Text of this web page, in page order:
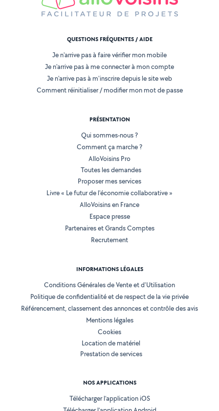
QUESTIONS FRÉQUENTES / AIDE
Je n'arrive pas à faire vérifier mon mobile
Je n'arrive pas à me connecter à mon compte
Je n'arrive pas à m'inscrire depuis le site web
Comment réinitialiser / modifier mon mot de passe
PRÉSENTATION
Qui sommes-nous ?
Comment ça marche ?
AlloVoisins Pro
Toutes les demandes
Proposer mes services
Livre « Le futur de l'économie collaborative »
AlloVoisins en France
Espace presse
Partenaires et Grands Comptes
Recrutement
INFORMATIONS LÉGALES
Conditions Générales de Vente et d'Utilisation
Politique de confidentialité et de respect de la vie privée
Référencement, classement des annonces et contrôle des avis
Mentions légales
Cookies
Location de matériel
Prestation de services
NOS APPLICATIONS
Télécharger l’application iOS